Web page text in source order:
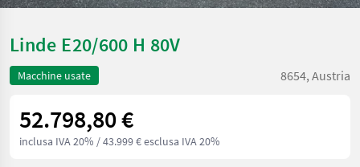
Linde E20/600 H 80V
Macchine usate 8654, Austria
52.798,80 €
inclusa IVA 20% / 43.999 € esclusa IVA 20%